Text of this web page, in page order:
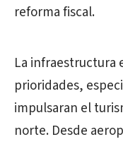
reforma fiscal.
La infraestructura
prioridades,
impulsaran el
norte. Desde